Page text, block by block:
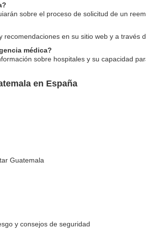
sobre el proceso de solicitud de un
en su sitio web y a través
médica?
sobre hospitales y su capacidad
en España
Guatemala
y consejos de seguridad